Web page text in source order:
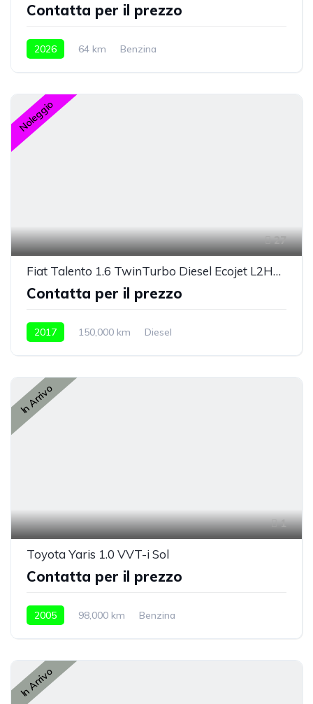
Contatta per il prezzo
2026 64 km Benzina
Noleggio
27
Fiat Talento 1.6 TwinTurbo Diesel Ecojet L2H1 1,2t Basis
Contatta per il prezzo
2017 150,000 km Diesel
In Arrivo
1
Toyota Yaris 1.0 VVT-i Sol
Contatta per il prezzo
2005 98,000 km Benzina
In Arrivo